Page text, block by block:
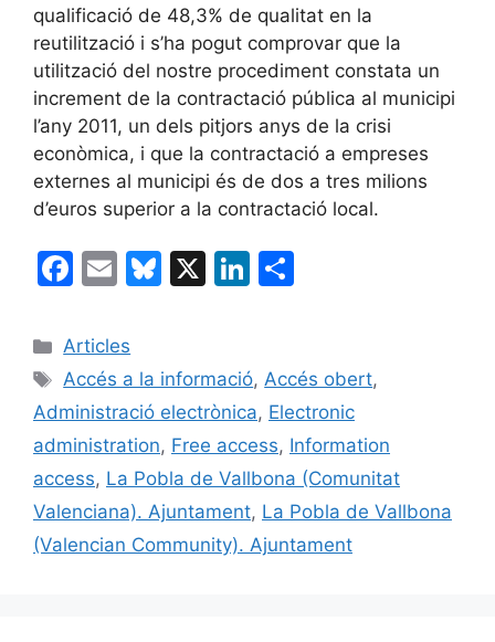
qualificació de 48,3% de qualitat en la
reutilització i s’ha pogut comprovar que la
utilització del nostre procediment constata un
increment de la contractació pública al municipi
l’any 2011, un dels pitjors anys de la crisi
econòmica, i que la contractació a empreses
externes al municipi és de dos a tres milions
d’euros superior a la contractació local.
F
c
e
b
o
o
k
E
ai
l
Bl
s
k
y
X
Li
e
dI
n
p
ar
te
ix
Categories
Articles
Etiquetes
Accés a la informació,Accés obert,
Administració electrònica, Electronic
administration, Free access, Information
access, La Pobla de Vallbona (Comunitat
Valenciana). Ajuntament, La Pobla de Vallbona
(Valencian Community). Ajuntament